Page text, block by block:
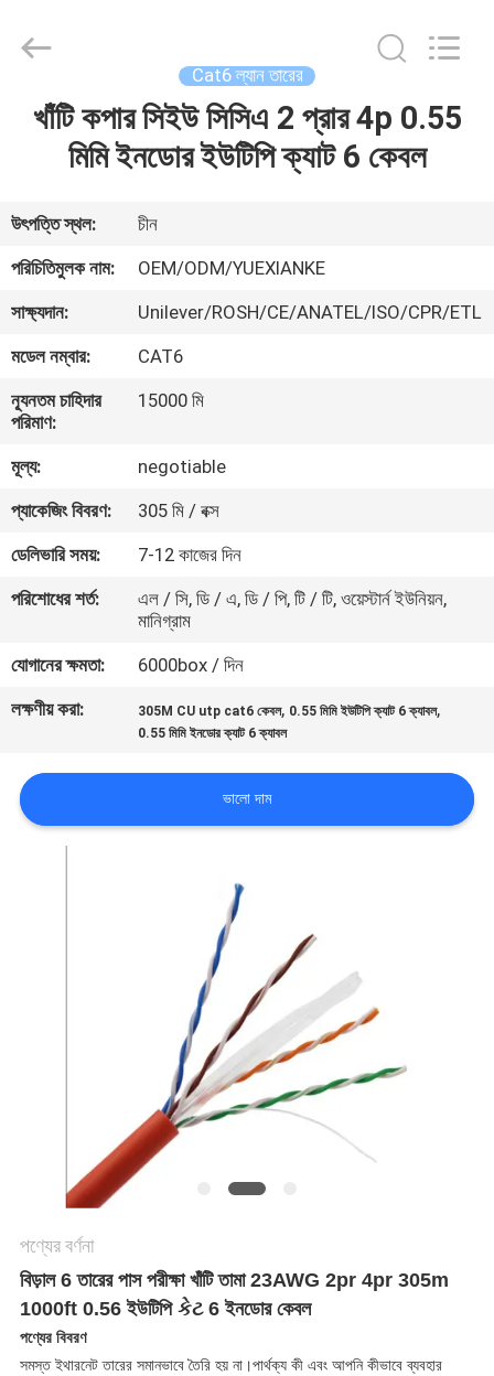
বাড়ি
ভিডিও
আমাদের
সম্পর্কে
ভ্রমণ
মান
নিয়ন্ত্রণ
যোগাযোগ
করুন
খবর
Industry
Reserved.
Cat6 ল্যান তারের
খাঁটি কপার সিইউ সিসিএ 2 প্রার 4p 0.55
মিমি ইনডোর ইউটিপি ক্যাট 6 কেবল
উৎপত্তি স্থল:
চীন
পরিচিতিমুলক নাম:
OEM/ODM/YUEXIANKE
সাক্ষ্যদান:
Unilever/ROSH/CE/ANATEL/ISO/CPR/ETL
মডেল নম্বার:
CAT6
ন্যূনতম চাহিদার
পরিমাণ:
15000 মি
মূল্য:
negotiable
প্যাকেজিং বিবরণ:
305 মি / বক্স
ডেলিভারি সময়:
7-12 কাজের দিন
পরিশোধের শর্ত:
এল / সি, ডি / এ, ডি / পি, টি / টি, ওয়েস্টার্ন ইউনিয়ন,
মানিগ্রাম
যোগানের ক্ষমতা:
6000box / দিন
লক্ষণীয় করা:
305M CU utp cat6 কেবল, 0.55 মিমি ইউটিপি ক্যাট 6 ক্যাবল,
0.55 মিমি ইনডোর ক্যাট 6 ক্যাবল
ভালো দাম
পণ্যের বর্ণনা
বিড়াল 6 তারের পাস পরীক্ষা খাঁটি তামা 23AWG 2pr 4pr 305m
1000ft 0.56 ইউটিপি કેટ 6 ইনডোর কেবল
পণ্যের বিবরণ
সমস্ত ইথারনেট তারের সমানভাবে তৈরি হয় না।পার্থক্য কী এবং আপনি কীভাবে ব্যবহার